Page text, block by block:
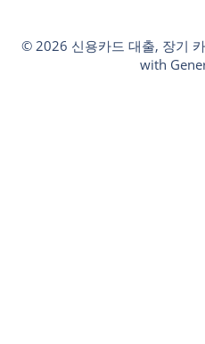
© 2026 신용카드 대출, 장기
with